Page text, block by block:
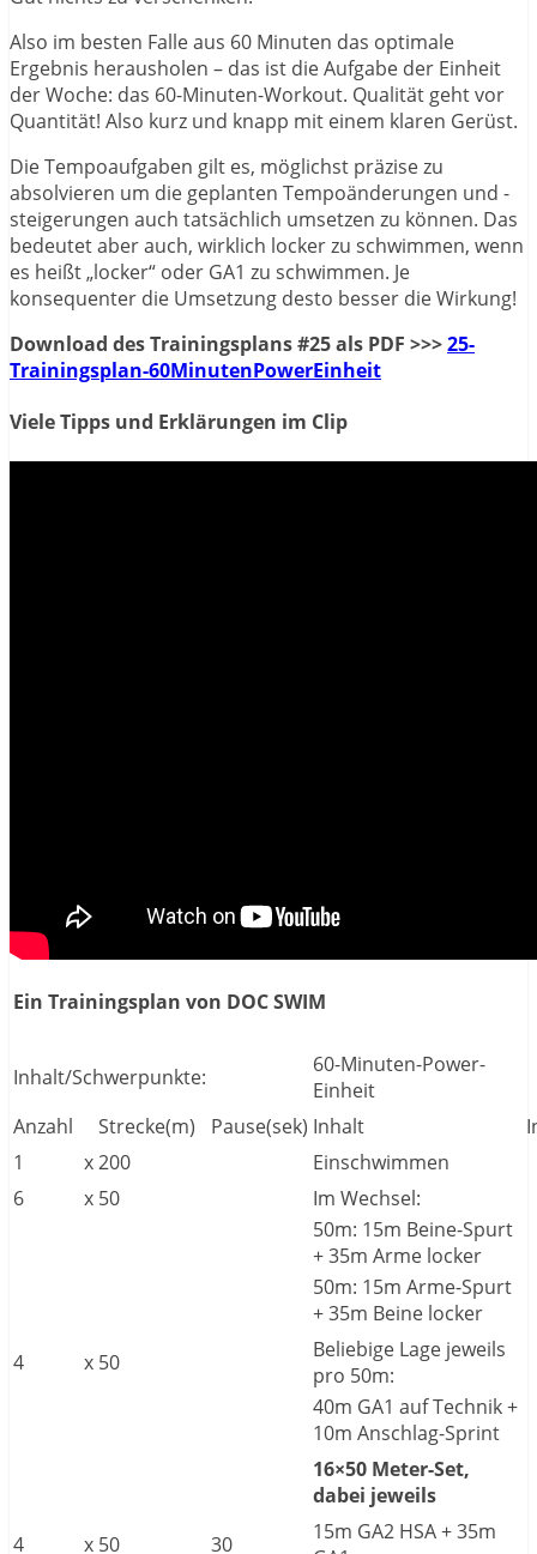
Also im besten Falle aus 60 Minuten das optimale
Ergebnis herausholen – das ist die Aufgabe der Einheit
der Woche: das 60-Minuten-Workout. Qualität geht vor
Quantität! Also kurz und knapp mit einem klaren Gerüst.
Die Tempoaufgaben gilt es, möglichst präzise zu
absolvieren um die geplanten Tempoänderungen und -
steigerungen auch tatsächlich umsetzen zu können. Das
bedeutet aber auch, wirklich locker zu schwimmen, wenn
es heißt „locker“ oder GA1 zu schwimmen. Je
konsequenter die Umsetzung desto besser die Wirkung!
Download des Trainingsplans #25 als PDF >>>25-
Trainingsplan-60MinutenPowerEinheit
Viele Tipps und Erklärungen im Clip
Ein Trainingsplan von DOC SWIM
Inhalt/Schwerpunkte:
60-Minuten-Power-
Einheit
Anzahl
Strecke(m) Pause(sek) Inhalt
1
x200
Einschwimmen
6
x 50
Im Wechsel:
50m: 15m Beine-Spurt
+ 35m Arme locker
50m: 15m Arme-Spurt
+ 35m Beine locker
4
x 50
Beliebige Lage jeweils
pro 50m:
40m GA1 auf Technik +
10m Anschlag-Sprint
16×50 Meter-Set,
dabei jeweils
4
x 50 30
15m GA2 HSA + 35m